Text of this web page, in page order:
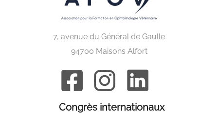
7, avenue du Général de Gaulle
94700 Maisons Alfort
Congrès internationaux